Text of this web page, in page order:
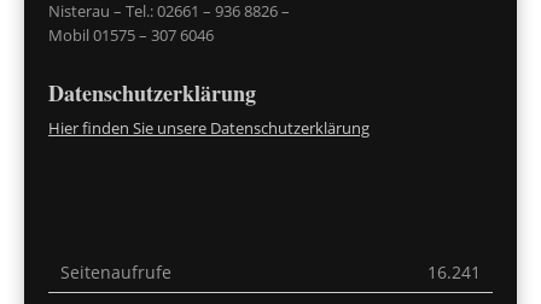
Nisterau – Tel.: 02661 – 936 8826 –
Mobil 01575 – 307 6046
Datenschutzerklärung
Hier finden Sie unsere Datenschutzerklärung
Seitenaufrufe
16.241